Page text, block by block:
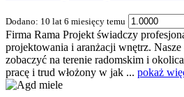
Dodano: 10 lat 6 miesięcy temu
Firma Rama Projekt świadczy
projektowania i aranżacji wnętrz.
zobaczyć na terenie radomskim i
pracę i trud włożony w jak ... pokaż